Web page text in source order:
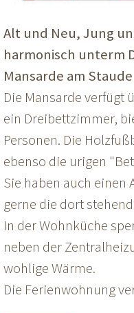
Alt und Neu, Jung
harmonisch unterm
Mansarde am
Die Mansarde verfügt
ein Dreibettzimmer,
Personen. Die
ebenso die urigen
Sie haben auch einen
gerne die dort
In der Wohnküche
neben der
wohlige Wärme.
Die Ferienwohnung